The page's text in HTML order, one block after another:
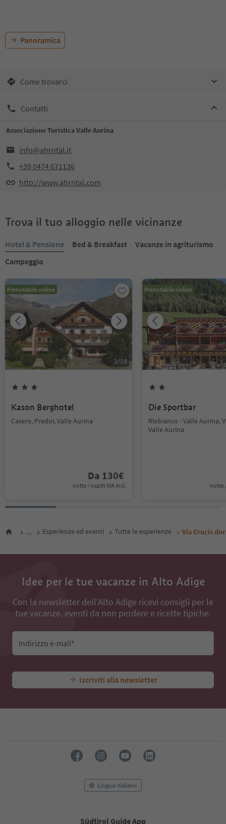
Panoramica
Come trovarci
Contatti
Associazione Turistica Valle Aurina
info@ahrntal.it
+39 0474 671136
http://www.ahrntal.com
Trova il tuo alloggio nelle vicinanze
Hotel & Pensione Bed & Breakfast
Vacanze in agriturismo
Campeggio
Prenotabile online
1/18
Kason Berghotel
Casere, Predoi, Valle Aurina
Da 130€
notte / ospiti IVA incl.
Prenotabile online
Die Sportbar
Riobianco - Valle Aurina,
Valle Aurina
notte
... Esperienze ed eventi Tutte le esperienze Via Crucis
Idee per le tue vacanze in Alto Adige
Con la newsletter dell’Alto Adige ricevi consigli per le
tue vacanze, eventi da non perdere e ricette tipiche.
Indirizzo e-mail*
Iscriviti alla newsletter
Lingua: Italiano
Südtirol Guide App